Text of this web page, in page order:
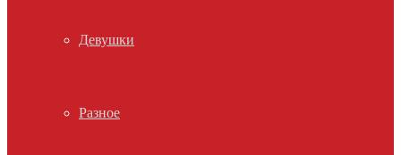
Девушки
Разное